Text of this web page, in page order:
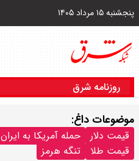
پنجشنبه ۱۵ مرداد ۱۴۰۵
روزنامه شرق
موضوعات داغ:
قیمت دلار حمله آمریکا به ایران
قیمت طلا
تنگه هرمز